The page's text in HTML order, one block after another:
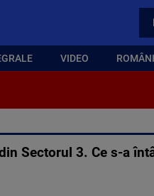
VIDEO
Sectorul 3. Ce s-a